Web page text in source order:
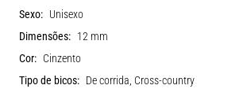
Sexo: Unisexo
Dimensões: 12 mm
Cor: Cinzento
Tipo de bicos: De corrida, Cross-country